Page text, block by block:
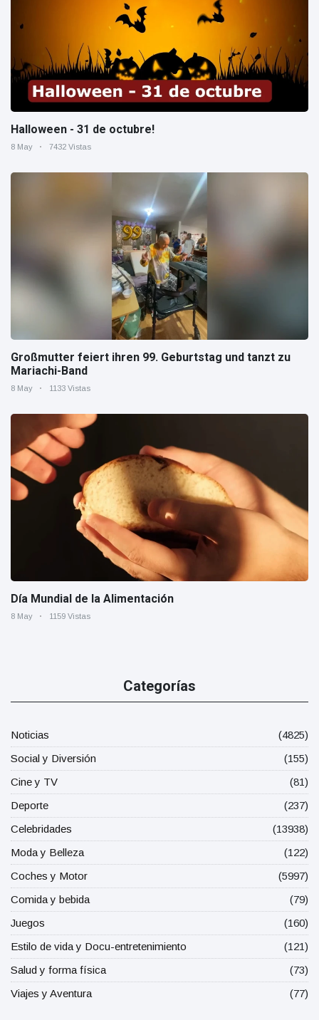
Halloween - 31 de octubre!
8 May 7432 Vistas
Großmutter feiert ihren 99. Geburtstag und tanzt zu
Mariachi-Band
8 May 1133 Vistas
Día Mundial de la Alimentación
8 May 1159 Vistas
Categorías
Noticias
(4825)
Social y Diversión
(155)
Cine y TV
(81)
Deporte
(237)
Celebridades
(13938)
Moda y Belleza
(122)
Coches y Motor
(5997)
Comida y bebida
(79)
Juegos
(160)
Estilo de vida y Docu-entretenimiento
(121)
Salud y forma física
(73)
Viajes y Aventura
(77)